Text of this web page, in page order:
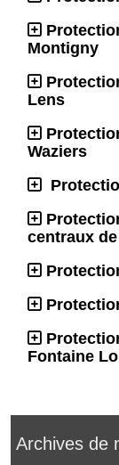
Montigny
Lens
Waziers
centraux
Fontaine
Archives de